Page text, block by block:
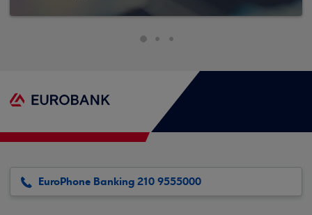
EuroPhone Banking 210 9555000